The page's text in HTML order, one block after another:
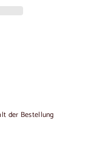
der Bestellung